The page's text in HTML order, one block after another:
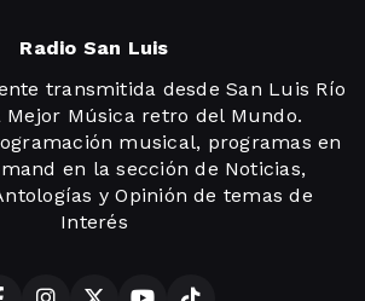
Radio San Luis
transmitida desde San Luis Río
Mejor Música retro del Mundo.
musical, programas en
en la sección de Noticias,
y Opinión de temas de
Interés